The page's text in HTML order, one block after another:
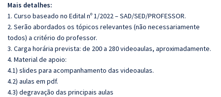
Mais detalhes:
1. Curso baseado no Edital nº 1/2022 – SAD/SED/PROFESSOR.
2. Serão abordados os tópicos relevantes (não necessariamente
todos) a critério do professor.
3. Carga horária prevista: de 200 a 280 videoaulas, aproximadamente.
4. Material de apoio:
4.1) slides para acompanhamento das videoaulas.
4.2) aulas em pdf.
4.3) degravação das principais aulas